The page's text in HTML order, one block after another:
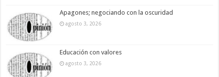
Apagones; negociando con la oscuridad
agosto 3, 2026
Educación con valores
agosto 3, 2026